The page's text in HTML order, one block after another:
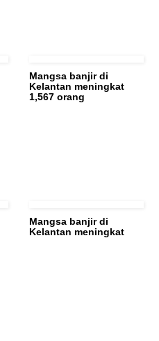
Mangsa banjir di
Kelantan meningkat
1,567 orang
Mangsa banjir di
Kelantan meningkat